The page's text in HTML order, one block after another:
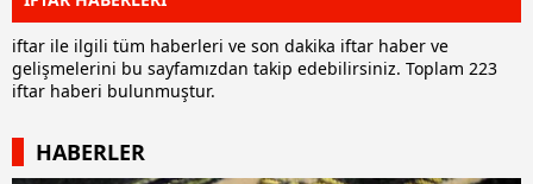
iftar ile ilgili tüm haberleri ve son dakika iftar haber ve
gelişmelerini bu sayfamızdan takip edebilirsiniz. Toplam 223
iftar haberi bulunmuştur.
HABERLER